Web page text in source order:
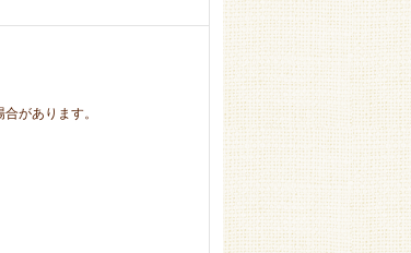
があります。